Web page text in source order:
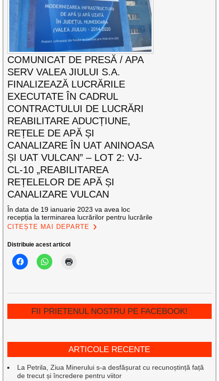
COMUNICAT DE PRESĂ / APA
SERV VALEA JIULUI S.A.
FINALIZEAZĂ LUCRĂRILE
EXECUTATE ÎN CADRUL
CONTRACTULUI DE LUCRĂRI
REABILITARE ADUCȚIUNE,
REȚELE DE APĂ ȘI
CANALIZARE ÎN UAT ANINOASA
ȘI UAT VULCAN” – LOT 2: VJ-
CL-10 „REABILITAREA
REȚELELOR DE APĂ ȘI
CANALIZARE VULCAN
În data de 19 ianuarie 2023 va avea loc
recepția la terminarea lucrărilor pentru lucrările
CITEȘTE MAI DEPARTE
Distribuie acest articol
FII PRIETENUL NOSTRU PE FACEBOOK!
ARTICOLE RECENTE
La Petrila, Ziua Minerului s-a desfășurat cu recunoștință față
de trecut și încredere pentru viitor